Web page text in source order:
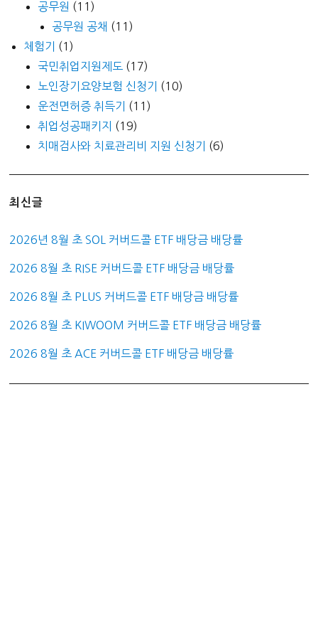
공무원 (11)
공무원 공채 (11)
체험기
(1)
국민취업지원제도 (17)
노인장기요양보험 신청기
(10)
운전면허증 취득기
(11)
취업성공패키지
(19)
치매검사와 치료관리비 지원 신청기
(6)
최신글
2026년 8월 초 SOL 커버드콜 ETF 배당금 배당률
2026 8월 초 RISE 커버드콜 ETF 배당금 배당률
2026 8월 초 PLUS 커버드콜 ETF 배당금 배당률
2026 8월 초 KIWOOM 커버드콜 ETF 배당금 배당률
2026 8월 초 ACE 커버드콜 ETF 배당금 배당률